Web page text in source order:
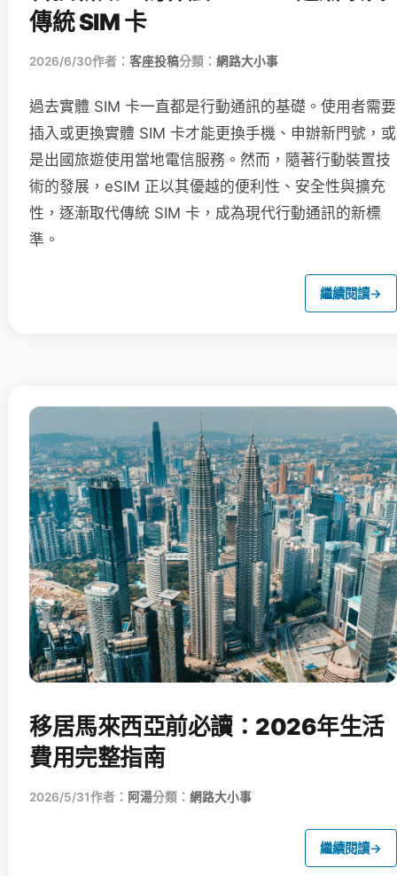
傳統 SIM 卡
2026/6/30作者： 客座投稿分類： 網路大小事
過去實體 SIM 卡一直都是行動通訊的基礎。使用者需要
插入或更換實體 SIM 卡才能更換手機、申辦新門號，或
是出國旅遊使用當地電信服務。然而，隨著行動裝置技
術的發展，eSIM 正以其優越的便利性、安全性與擴充
性，逐漸取代傳統 SIM 卡，成為現代行動通訊的新標
準。
繼續閱讀→
移居馬來西亞前必讀：2026年生活
費用完整指南
2026/5/31作者： 阿湯分類： 網路大小事
繼續閱讀→